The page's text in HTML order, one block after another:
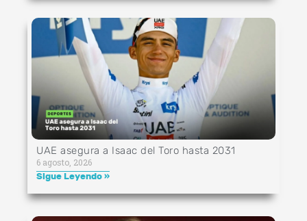
UAE asegura a Isaac del Toro hasta 2031
6 agosto, 2026
Sigue Leyendo »